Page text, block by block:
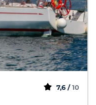
7,6 / 10